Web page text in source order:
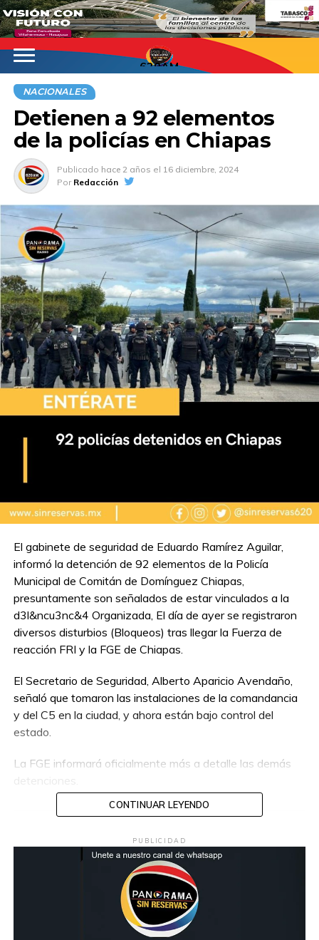
620AM
NACIONALES
Detienen a 92 elementos
de la policías en Chiapas
Publicado hace 2 años el 16 diciembre, 2024
Por Redacción
El gabinete de seguridad de Eduardo Ramírez Aguilar,
informó la detención de 92 elementos de la Policía
Municipal de Comitán de Domínguez Chiapas,
presuntamente son señalados de estar vinculados a la
d3l&ncu3nc&4 Organizada, El día de ayer se registraron
diversos disturbios (Bloqueos) tras llegar la Fuerza de
reacción FRI y la FGE de Chiapas.
El Secretario de Seguridad, Alberto Aparicio Avendaño,
señaló que tomaron las instalaciones de la comandancia
y del C5 en la ciudad, y ahora están bajo control del
estado.
La FGE informará oficialmente más a detalle las demás
Compartir en:
CONTINUAR LEYENDO
PUBLICIDAD